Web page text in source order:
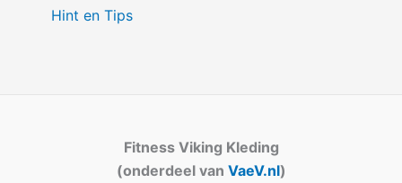
Hint en Tips
Fitness Viking Kleding
(onderdeel van VaeV.nl)